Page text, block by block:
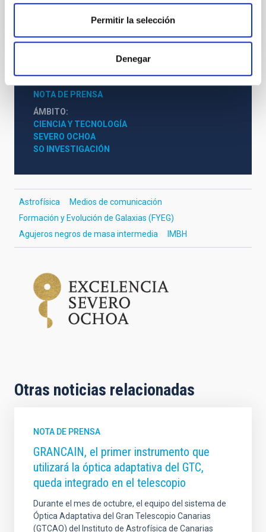
Permitir la selección
Denegar
NOTA DE PRENSA
ÁMBITO
CIENCIA Y TECNOLOGÍA
SEVERO OCHOA
SO INVESTIGACIÓN
Astrofísica
Medios de comunicación
Formación y Evolución de Galaxias (FYEG)
Agujeros negros de masa intermedia
IMBH
Otras noticias relacionadas
NOTA DE PRENSA
GRANCAIN, el primer instrumento que
utilizará la óptica adaptativa del GTC,
queda integrado en el telescopio
Durante el mes de octubre, el equipo del sistema de
Óptica Adaptativa del Gran Telescopio Canarias
(GTCAO) del Instituto de Astrofísica de Canarias